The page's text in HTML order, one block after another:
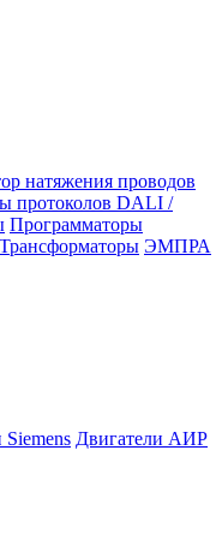
натяжения проводов
протоколов DALI /
Программаторы
Трансформаторы ЭМПРА
Siemens Двигатели АИР